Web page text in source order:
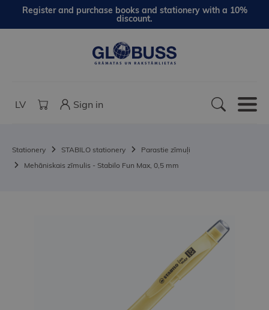
Register and purchase books and stationery with a 10%
discount.
LV Sign in
Stationery STABILO stationery
Parastie zīmuļi
Mehāniskais zīmulis - Stabilo Fun Max, 0,5 mm